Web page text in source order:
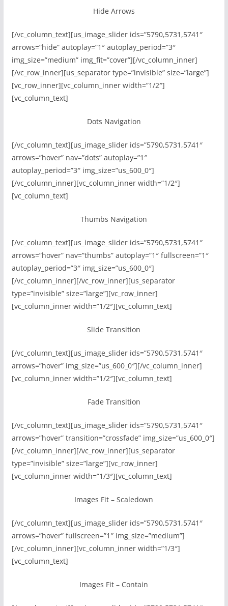
Hide Arrows
[/vc_column_text][us_image_slider ids=”5790,5731,5741″
arrows=”hide” autoplay=”1″ autoplay_period=”3″
img_size=”medium” img_fit=”cover”][/vc_column_inner]
[/vc_row_inner][us_separator type=”invisible” size=”large”]
[vc_row_inner][vc_column_inner width=”1/2″]
[vc_column_text]
Dots Navigation
[/vc_column_text][us_image_slider ids=”5790,5731,5741″
arrows=”hover” nav=”dots” autoplay=”1″
autoplay_period=”3″ img_size=”us_600_0″]
[/vc_column_inner][vc_column_inner width=”1/2″]
[vc_column_text]
Thumbs Navigation
[/vc_column_text][us_image_slider ids=”5790,5731,5741″
arrows=”hover” nav=”thumbs” autoplay=”1″ fullscreen=”1″
autoplay_period=”3″ img_size=”us_600_0″]
[/vc_column_inner][/vc_row_inner][us_separator
type=”invisible” size=”large”][vc_row_inner]
[vc_column_inner width=”1/2″][vc_column_text]
Slide Transition
[/vc_column_text][us_image_slider ids=”5790,5731,5741″
arrows=”hover” img_size=”us_600_0″][/vc_column_inner]
[vc_column_inner width=”1/2″][vc_column_text]
Fade Transition
[/vc_column_text][us_image_slider ids=”5790,5731,5741″
arrows=”hover” transition=”crossfade” img_size=”us_600_0″]
[/vc_column_inner][/vc_row_inner][us_separator
type=”invisible” size=”large”][vc_row_inner]
[vc_column_inner width=”1/3″][vc_column_text]
Images Fit – Scaledown
[/vc_column_text][us_image_slider ids=”5790,5731,5741″
arrows=”hover” fullscreen=”1″ img_size=”medium”]
[/vc_column_inner][vc_column_inner width=”1/3″]
[vc_column_text]
Images Fit – Contain